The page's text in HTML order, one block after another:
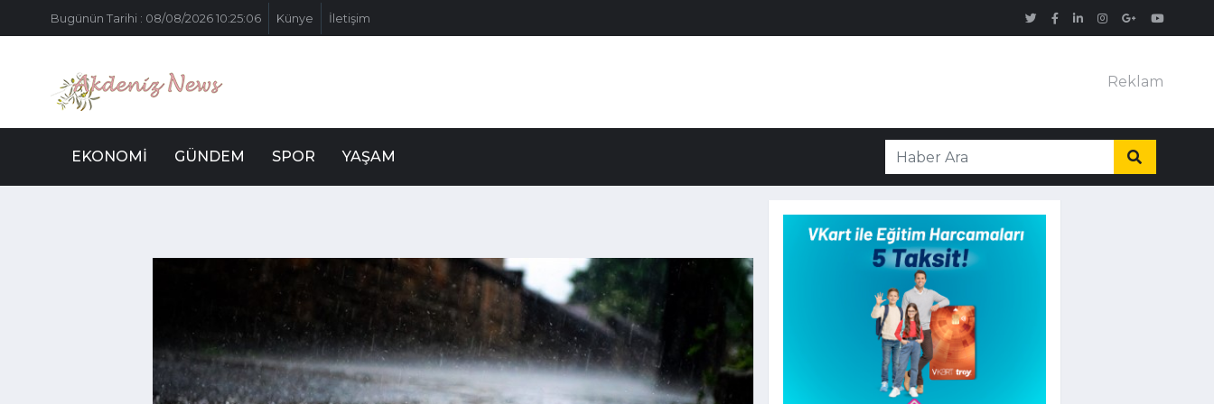
Bugünün Tarihi : 08/08/2026 10:25:06 Künye İletişim
Reklam
EKONOMI GÜNDEM SPOR YAŞAM